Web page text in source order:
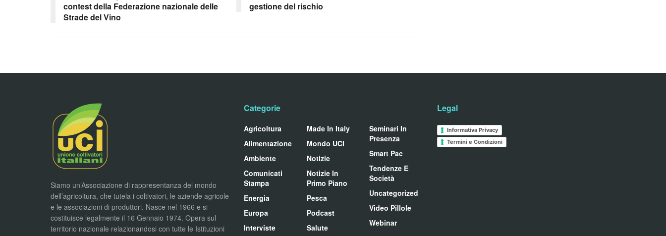
contest della Federazione nazionale delle
Strade del Vino
gestione del rischio
Siamo un’Associazione di rappresentanza del mondo
dell’agricoltura, che tutela i coltivatori, le aziende agricole
e le associazioni di produttori. Nasce nel 1966 e si
costituisce legalmente il 16 Gennaio 1974. Opera sul
territorio nazionale relazionandosi con tutte le Istituzioni
Categorie
Agricoltura
Alimentazione
Ambiente
Comunicati
Stampa
Energia
Europa
Interviste
Made In Italy
Mondo UCI
Notizie
Notizie In
Primo Piano
Pesca
Podcast
Salute
Seminari In
Presenza
Smart Pac
Tendenze E
Società
Uncategorized
Video Pillole
Webinar
Legal
Informativa Privacy
Termini e Condizioni